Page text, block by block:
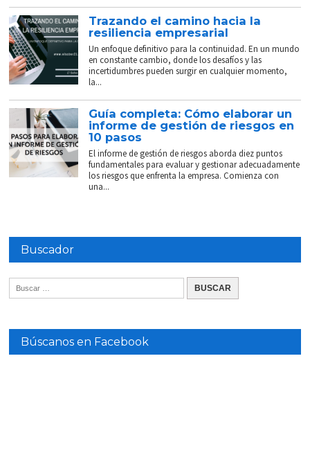
Trazando el camino hacia la
resiliencia empresarial
Un enfoque definitivo para la continuidad. En un mundo
en constante cambio, donde los desafíos y las
incertidumbres pueden surgir en cualquier momento,
la...
Guía completa: Cómo elaborar un
informe de gestión de riesgos en
10 pasos
El informe de gestión de riesgos aborda diez puntos
fundamentales para evaluar y gestionar adecuadamente
los riesgos que enfrenta la empresa. Comienza con
una...
Buscador
Búscanos en Facebook